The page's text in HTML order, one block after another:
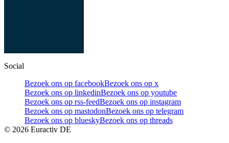
Social
Bezoek ons op facebookBezoek ons op x
Bezoek ons op linkedinBezoek ons op youtube
Bezoek ons op rss-feedBezoek ons op instagram
Bezoek ons op mastodonBezoek ons op telegram
Bezoek ons op blueskyBezoek ons op threads
© 2026 Euractiv DE